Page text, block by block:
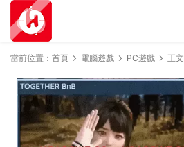
當前位置： 首頁 電腦遊戲 PC遊戲 正文